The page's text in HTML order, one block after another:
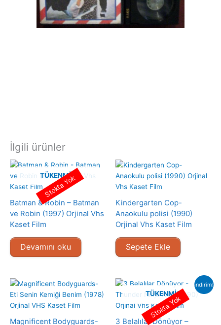
İlgili ürünler
TÜKENMIŞ
Batman & Robin – Batman
ve Robin (1997) Orjinal Vhs
Kaset Film
Devamını oku
Stokta Yok
Kindergarten Cop-
Anaokulu polisi (1990)
Orjinal Vhs Kaset Film
Sepete Ekle
Magnificent Bodyguards-
indirim!
TÜKENMIŞ
3 Belalılar Dönüyor –
Stokta Yok